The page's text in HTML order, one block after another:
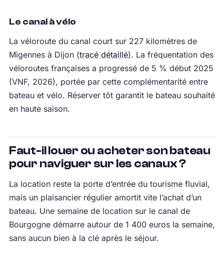
Le canal à vélo
La véloroute du canal court sur 227 kilomètres de
Migennes à Dijon (tracé détaillé). La fréquentation des
véloroutes françaises a progressé de 5 % début 2025
(VNF, 2026), portée par cette complémentarité entre
bateau et vélo. Réserver tôt garantit le bateau souhaité
en haute saison.
Faut-il louer ou acheter son bateau
pour naviguer sur les canaux ?
La location reste la porte d’entrée du tourisme fluvial,
mais un plaisancier régulier amortit vite l’achat d’un
bateau. Une semaine de location sur le canal de
Bourgogne démarre autour de 1 400 euros la semaine,
sans aucun bien à la clé après le séjour.